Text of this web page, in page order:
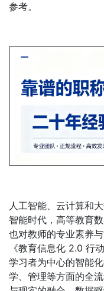
参考。
人工智能、云计算和
智能时代，高等教育
也对教师的专业素养
《教育信息化 2.0 行
学习者为中心的智能
学、管理等方面的全